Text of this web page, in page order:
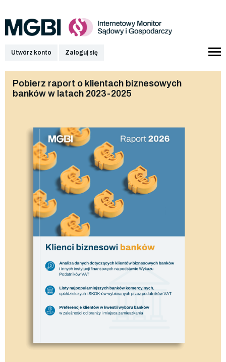
Utwórz konto Zaloguj się
Pobierz raport o klientach biznesowych
banków w latach 2023-2025